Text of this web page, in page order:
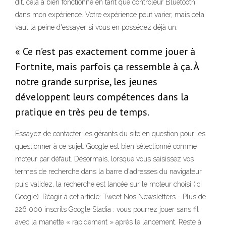
dit, cela a bien fonctionné en tant que contrôleur Bluetooth
dans mon expérience. Votre expérience peut varier, mais cela
vaut la peine d'essayer si vous en possédez déjà un.
« Ce n’est pas exactement comme jouer à
Fortnite, mais parfois ça ressemble à ça. À
notre grande surprise, les jeunes
développent leurs compétences dans la
pratique en très peu de temps.
Essayez de contacter les gérants du site en question pour les
questionner à ce sujet. Google est bien sélectionné comme
moteur par défaut. Désormais, lorsque vous saisissez vos
termes de recherche dans la barre d'adresses du navigateur
puis validez, la recherche est lancée sur le moteur choisi (ici
Google). Réagir à cet article: Tweet Nos Newsletters - Plus de
226 000 inscrits Google Stadia : vous pourrez jouer sans fil
avec la manette « rapidement » après le lancement. Reste à